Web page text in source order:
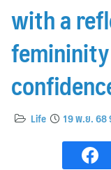
with a
Life 19 พ.ย. 68